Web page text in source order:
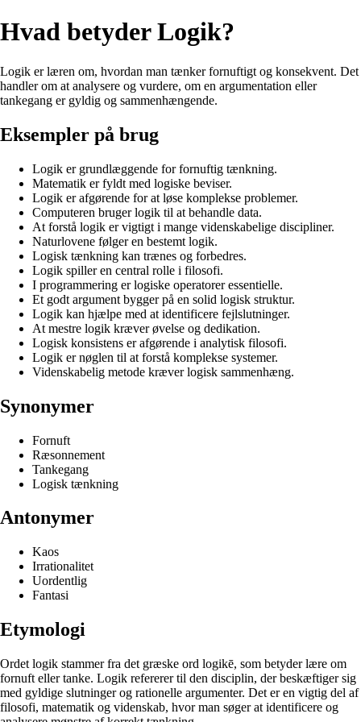
Hvad betyder Logik?
Logik er læren om, hvordan man tænker fornuftigt og konsekvent. Det
handler om at analysere og vurdere, om en argumentation eller
tankegang er gyldig og sammenhængende.
Eksempler på brug
Logik er grundlæggende for fornuftig tænkning.
Matematik er fyldt med logiske beviser.
Logik er afgørende for at løse komplekse problemer.
Computeren bruger logik til at behandle data.
At forstå logik er vigtigt i mange videnskabelige discipliner.
Naturlovene følger en bestemt logik.
Logisk tænkning kan trænes og forbedres.
Logik spiller en central rolle i filosofi.
I programmering er logiske operatorer essentielle.
Et godt argument bygger på en solid logisk struktur.
Logik kan hjælpe med at identificere fejlslutninger.
At mestre logik kræver øvelse og dedikation.
Logisk konsistens er afgørende i analytisk filosofi.
Logik er nøglen til at forstå komplekse systemer.
Videnskabelig metode kræver logisk sammenhæng.
Synonymer
Fornuft
Ræsonnement
Tankegang
Logisk tænkning
Antonymer
Kaos
Irrationalitet
Uordentlig
Fantasi
Etymologi
Ordet logik stammer fra det græske ord logikē, som betyder lære om
fornuft eller tanke. Logik refererer til den disciplin, der beskæftiger sig
med gyldige slutninger og rationelle argumenter. Det er en vigtig del af
filosofi, matematik og videnskab, hvor man søger at identificere og